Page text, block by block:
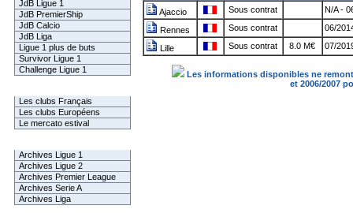
JdB Ligue 1
JdB PremierShip
JdB Calcio
JdB Liga
Ligue 1 plus de buts
Survivor Ligue 1
Challenge Ligue 1
Les clubs Français
Les clubs Européens
Le mercato estival
Archives Ligue 1
Archives Ligue 2
Archives Premier League
Archives Serie A
Archives Liga
Ajaccio Sous contrat N/A -
Rennes Sous contrat 06/
Lille Sous contrat 8.0 M€ 07/
Les informations disponibles ne
et 2006/2007